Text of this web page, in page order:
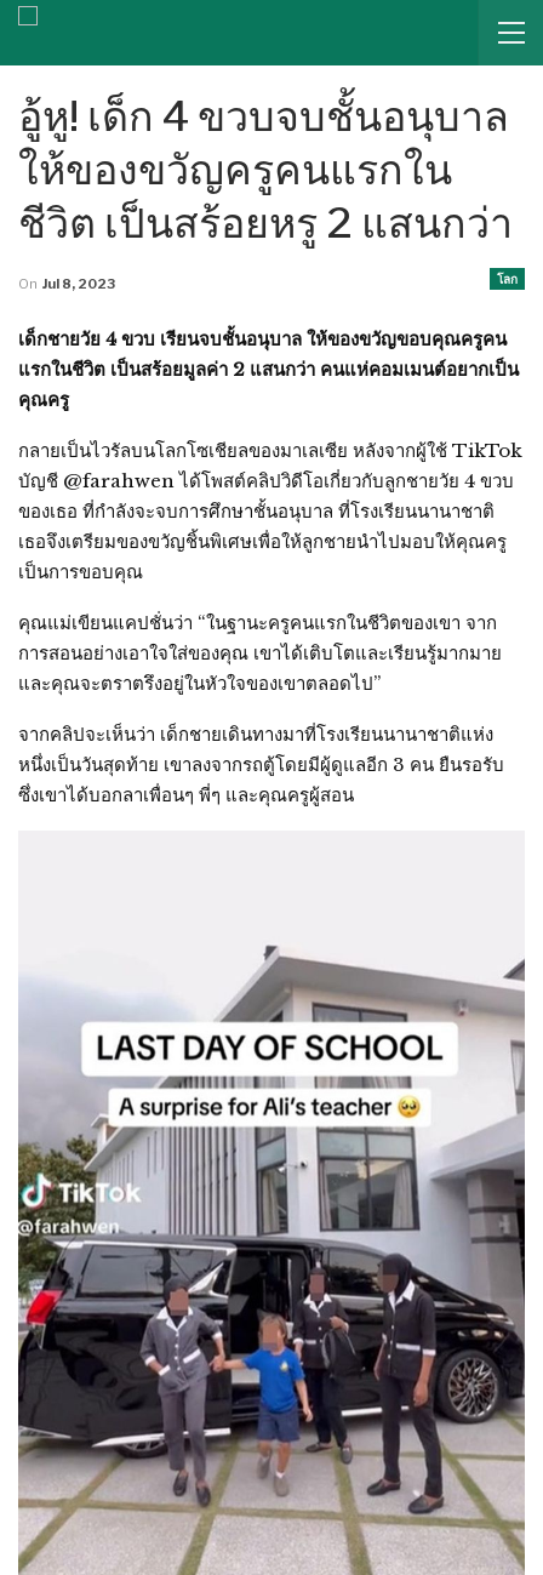
อู้หู! เด็ก 4 ขวบจบชั้นอนุบาล
ให้ของขวัญครูคนแรกใน
ชีวิต เป็นสร้อยหรู 2 แสนกว่า
โลก
On Jul 8, 2023
เด็กชายวัย 4 ขวบ เรียนจบชั้นอนุบาล ให้ของขวัญขอบคุณครูคน
แรกในชีวิต เป็นสร้อยมูลค่า 2 แสนกว่า คนแห่คอมเมนต์อยากเป็น
คุณครู
กลายเป็นไวรัลบนโลกโซเชียลของมาเลเซีย หลังจากผู้ใช้ TikTok
บัญชี @farahwen ได้โพสต์คลิปวิดีโอเกี่ยวกับลูกชายวัย 4 ขวบ
ของเธอ ที่กำลังจะจบการศึกษาชั้นอนุบาล ที่โรงเรียนนานาชาติ
เธอจึงเตรียมของขวัญชิ้นพิเศษเพื่อให้ลูกชายนำไปมอบให้คุณครู
เป็นการขอบคุณ
คุณแม่เขียนแคปชั่นว่า “ในฐานะครูคนแรกในชีวิตของเขา จาก
การสอนอย่างเอาใจใส่ของคุณ เขาได้เติบโตและเรียนรู้มากมาย
และคุณจะตราตรึงอยู่ในหัวใจของเขาตลอดไป”
จากคลิปจะเห็นว่า เด็กชายเดินทางมาที่โรงเรียนนานาชาติแห่ง
หนึ่งเป็นวันสุดท้าย เขาลงจากรถตู้โดยมีผู้ดูแลอีก 3 คน ยืนรอรับ
ซึ่งเขาได้บอกลาเพื่อนๆ พี่ๆ และคุณครูผู้สอน